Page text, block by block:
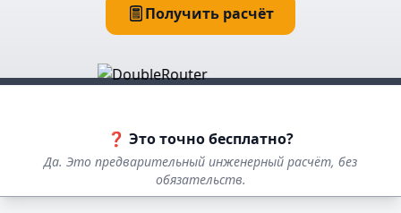
Получить расчёт
❓ Это точно бесплатно?
Да. Это предварительный инженерный расчёт, без
обязательств.